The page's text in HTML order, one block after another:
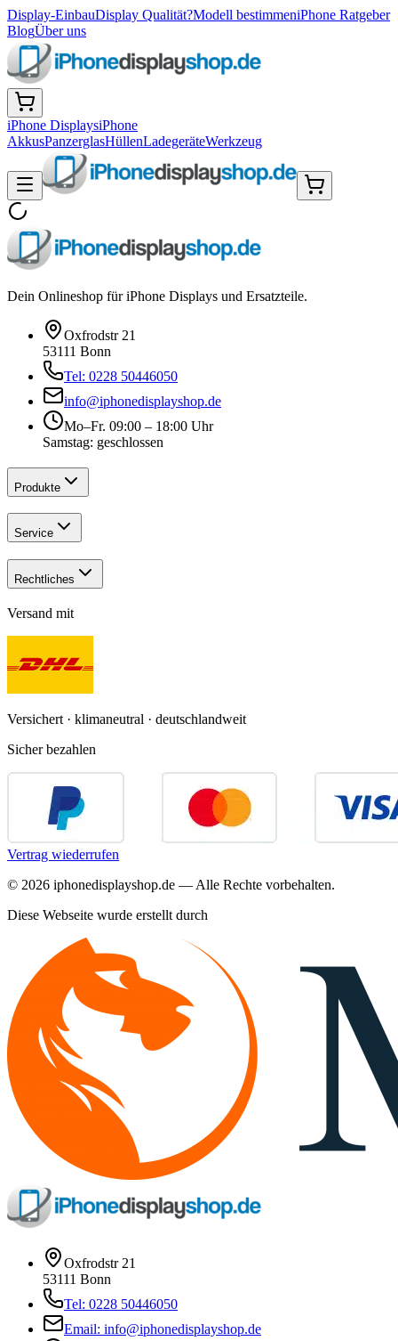
Display-EinbauDisplay Qualität?Modell bestimmeniPhone Ratgeber
BlogÜber uns
iPhone DisplaysiPhone
AkkusPanzerglasHüllenLadegeräteWerkzeug
Dein Onlineshop für iPhone Displays und Ersatzteile.
Oxfrodstr 21
53111 Bonn
Tel: 0228 50446050
info@iphonedisplayshop.de
Mo–Fr. 09:00 – 18:00 Uhr
Samstag: geschlossen
Produkte
Service
Rechtliches
Versand mit
Versichert · klimaneutral · deutschlandweit
Sicher bezahlen
Vertrag wiederrufen
© 2026 iphonedisplayshop.de — Alle Rechte vorbehalten.
Diese Webseite wurde erstellt durch
Oxfrodstr 21
53111 Bonn
Tel: 0228 50446050
Email: info@iphonedisplayshop.de